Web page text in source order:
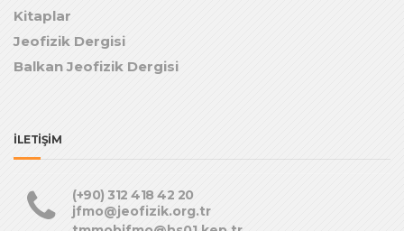
Kitaplar
Jeofizik Dergisi
Balkan Jeofizik Dergisi
İLETİŞİM
(+90) 312 418 42 20
jfmo@jeofizik.org.tr